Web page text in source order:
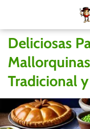
Deliciosas
Tradicional